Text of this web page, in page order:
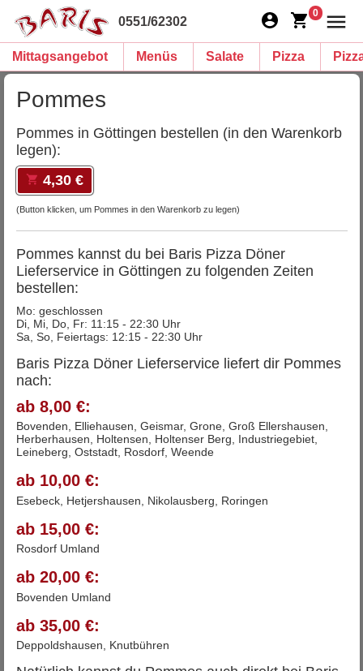
0551/62302
0
Mittagsangebot Menüs Salate Pizza
Pommes
Pommes in Göttingen bestellen (in den Warenkorb
legen):
4,30 €
(Button klicken, um Pommes in den Warenkorb zu legen)
Pommes kannst du bei Baris Pizza Döner
Lieferservice in Göttingen zu folgenden Zeiten
bestellen:
Mo: geschlossen
Di, Mi, Do, Fr: 11:15 - 22:30 Uhr
Sa, So, Feiertags: 12:15 - 22:30 Uhr
Baris Pizza Döner Lieferservice liefert dir Pommes
nach:
ab 8,00 €:
Bovenden, Elliehausen, Geismar, Grone, Groß Ellershausen,
Herberhausen, Holtensen, Holtenser Berg, Industriegebiet,
Leineberg, Oststadt, Rosdorf, Weende
ab 10,00 €:
Esebeck, Hetjershausen, Nikolausberg, Roringen
ab 15,00 €:
Rosdorf Umland
ab 20,00 €:
Bovenden Umland
ab 35,00 €:
Deppoldshausen, Knutbühren